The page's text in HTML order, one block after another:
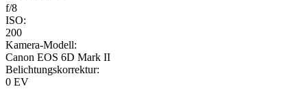
f/8
ISO:
200
Kamera-Modell:
Canon EOS 6D Mark II
Belichtungskorrektur:
0 EV